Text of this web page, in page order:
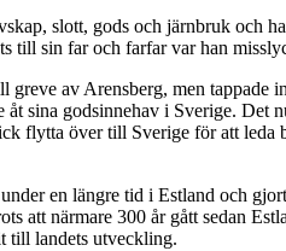
slott, gods och järnbruk och
till sin far och farfar var han
av Arensberg, men tappade
sina godsinnehav i Sverige.
flytta över till Sverige för att
en längre tid i Estland och
att närmare 300 år gått sedan
till landets utveckling.